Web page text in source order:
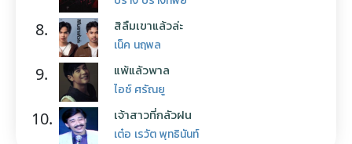
8. สิลืมเขาแล้วล่ะ
เน็ค นฤพล
9. แพ้แล้วพาล
ไอซ์ ศรัณยู
10. เจ้าสาวที่กลัวฝน
เต๋อ เรวัต พุทธินันท์